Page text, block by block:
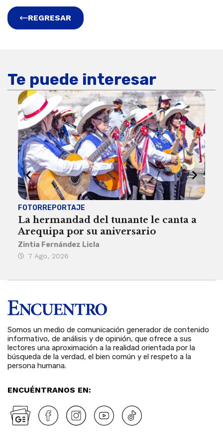
REGRESAR
Te puede interesar
FOTORREPORTAJE
La hermandad del tunante le canta a
Arequipa por su aniversario
Zintia Fernández Licla
7 Ago, 2026
Somos un medio de comunicación generador de contenido
informativo, de análisis y de opinión, que ofrece a sus
lectores una aproximación a la realidad orientada por la
búsqueda de la verdad, el bien común y el respeto a la
persona humana.
ENCUÉNTRANOS EN: